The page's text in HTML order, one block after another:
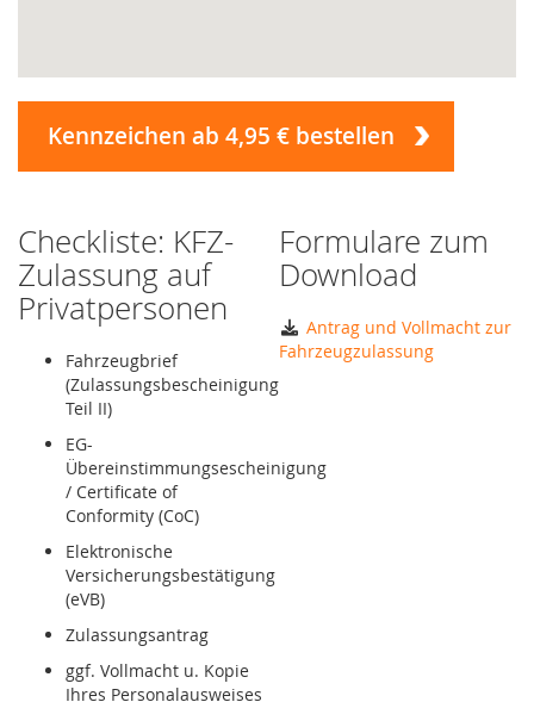
Kennzeichen ab 4,95 € bestellen
Checkliste: KFZ-
Zulassung auf
Privatpersonen
Fahrzeugbrief
(Zulassungsbescheinigung
Teil II)
EG-
Übereinstimmungsescheinigung
/ Certificate of
Conformity (CoC)
Elektronische
Versicherungsbestätigung
(eVB)
Zulassungsantrag
ggf. Vollmacht u. Kopie
Ihres Personalausweises
Formulare zum
Download
Antrag und Vollmacht zur
Fahrzeugzulassung